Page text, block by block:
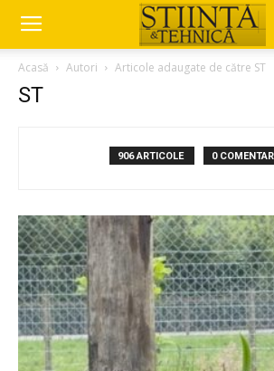
Acasă Autori Articole adaugate de către ST
ST
906 ARTICOLE 0